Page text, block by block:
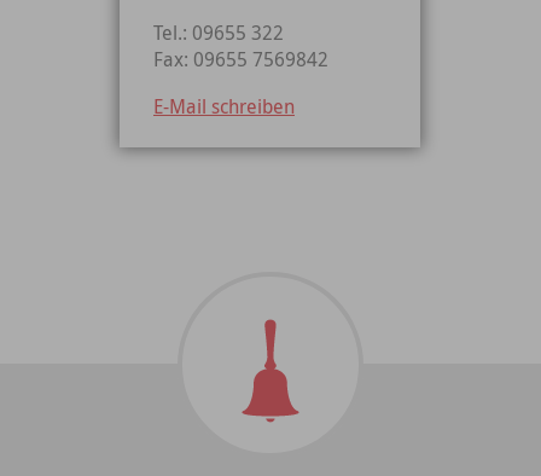
Tel.: 09655 322
Fax: 09655 7569842
E-Mail schreiben